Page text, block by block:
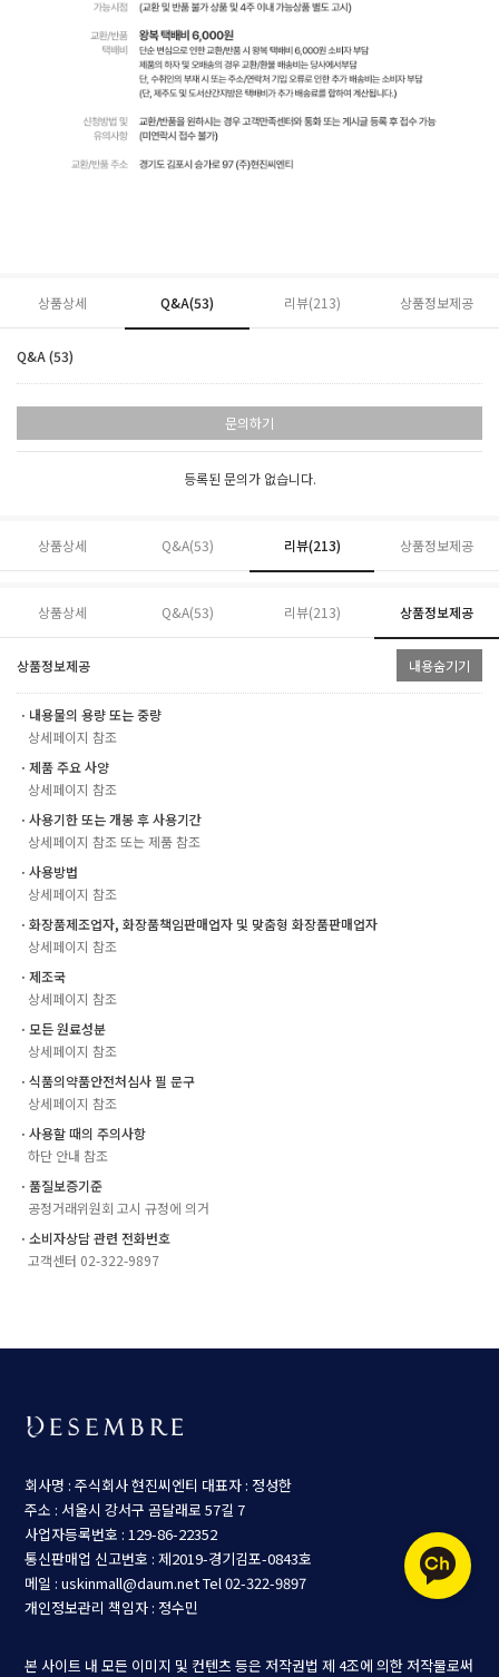
상품상세 Q&A(53) 리뷰(213) 상품정보제공
Q&A (53)
문의하기
등록된 문의가 없습니다.
상품상세 Q&A(53) 리뷰(213) 상품정보제공
상품상세 Q&A(53) 리뷰(213) 상품정보제공
상품정보제공 내용숨기기
ㆍ내용물의 용량 또는 중량
상세페이지 참조
ㆍ제품 주요 사양
상세페이지 참조
ㆍ사용기한 또는 개봉 후 사용기간
상세페이지 참조 또는 제품 참조
ㆍ사용방법
상세페이지 참조
ㆍ화장품제조업자, 화장품책임판매업자 및 맞춤형 화장품판매업자
상세페이지 참조
ㆍ제조국
상세페이지 참조
ㆍ모든 원료성분
상세페이지 참조
ㆍ식품의약품안전처심사 필 문구
상세페이지 참조
ㆍ사용할 때의 주의사항
하단 안내 참조
ㆍ품질보증기준
공정거래위원회 고시 규정에 의거
ㆍ소비자상담 관련 전화번호
고객센터 02-322-9897
회사명 : 주식회사 현진씨엔티 대표자 : 정성한
주소 : 서울시 강서구 곰달래로 57길 7
사업자등록번호 : 129-86-22352
통신판매업 신고번호 : 제2019-경기김포-0843호
메일 : uskinmall@daum.netTel 02-322-9897
개인정보관리 책임자 : 정수민
본 사이트 내 모든 이미지 및 컨텐츠 등은 저작권법 제 4조에 의한 저작물로써